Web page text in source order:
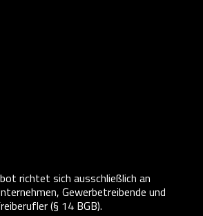
richtet sich ausschließlich an
Gewerbetreibende und
(§ 14 BGB).